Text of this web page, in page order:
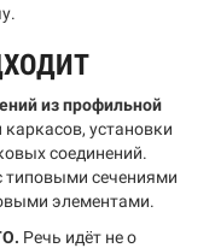
из профильной
установки
соединений.
типовыми сечениями
элементами.
Речь идёт не о